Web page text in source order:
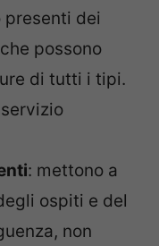
presenti dei
possono
di tutti i tipi.
: mettono a
ospiti e del
non